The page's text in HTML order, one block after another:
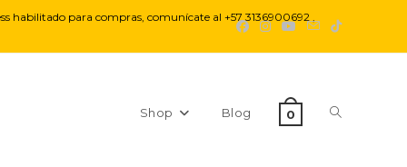
habilitado para compras, comunícate al +57 3136900692 ,
Shop Blog 0 Alternar